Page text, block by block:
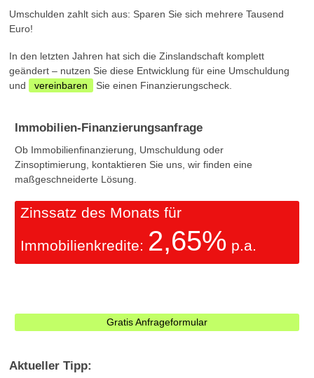
Umschulden zahlt sich aus: Sparen Sie sich mehrere Tausend
Euro!
In den letzten Jahren hat sich die Zinslandschaft komplett
geändert – nutzen Sie diese Entwicklung für eine Umschuldung
und
vereinbaren Sie einen Finanzierungscheck.
Immobilien-Finanzierungsanfrage
Ob Immobilienfinanzierung, Umschuldung oder
Zinsoptimierung, kontaktieren Sie uns, wir finden eine
maßgeschneiderte Lösung.
Zinssatz des Monats für
Immobilienkredite: 2,65% p.a.
Gratis Anfrageformular
Aktueller Tipp: